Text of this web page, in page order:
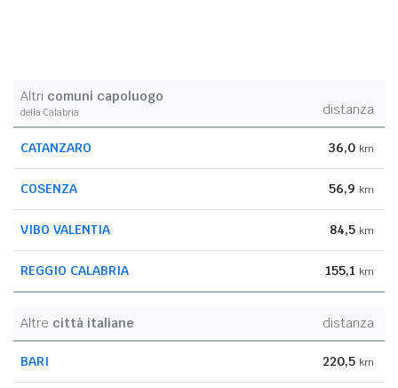
Altri comuni capoluogo
della Calabria distanza
CATANZARO 36,0 km
COSENZA 56,9 km
VIBO VALENTIA 84,5 km
REGGIO CALABRIA 155,1 km
Altre città italiane distanza
BARI 220,5 km